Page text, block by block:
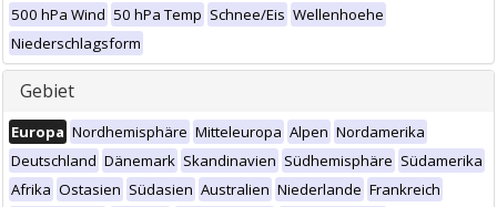
500 hPa Wind 50 hPa Temp Schnee/Eis Wellenhoehe
Niederschlagsform
Gebiet
Europa Nordhemisphäre Mitteleuropa Alpen Nordamerika
Deutschland Dänemark Skandinavien Südhemisphäre Südamerika
Afrika Ostasien Südasien Australien Niederlande Frankreich